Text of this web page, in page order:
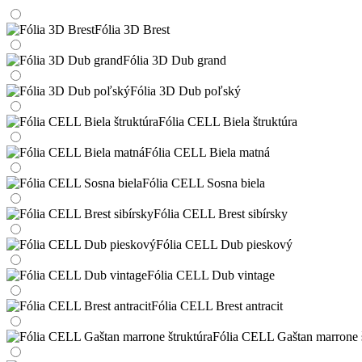
Fólia 3D Brest
Fólia 3D Dub grand
Fólia 3D Dub poľský
Fólia CELL Biela štruktúra
Fólia CELL Biela matná
Fólia CELL Sosna biela
Fólia CELL Brest sibírsky
Fólia CELL Dub pieskový
Fólia CELL Dub vintage
Fólia CELL Brest antracit
Fólia CELL Gaštan marrone